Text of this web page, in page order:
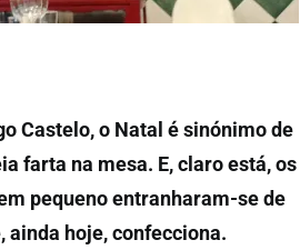
Castelo, o Natal é sinónimo de
farta na mesa. E, claro está, os
pequeno entranharam-se de
hoje, confecciona.